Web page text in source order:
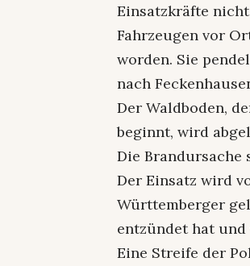
Einsatzkräfte
Fahrzeugen vor
worden. Sie
nach
Der Waldboden,
beginnt, wird
Die Brandursache
Der Einsatz wird
Württemberger
entzündet hat
Eine Streife der